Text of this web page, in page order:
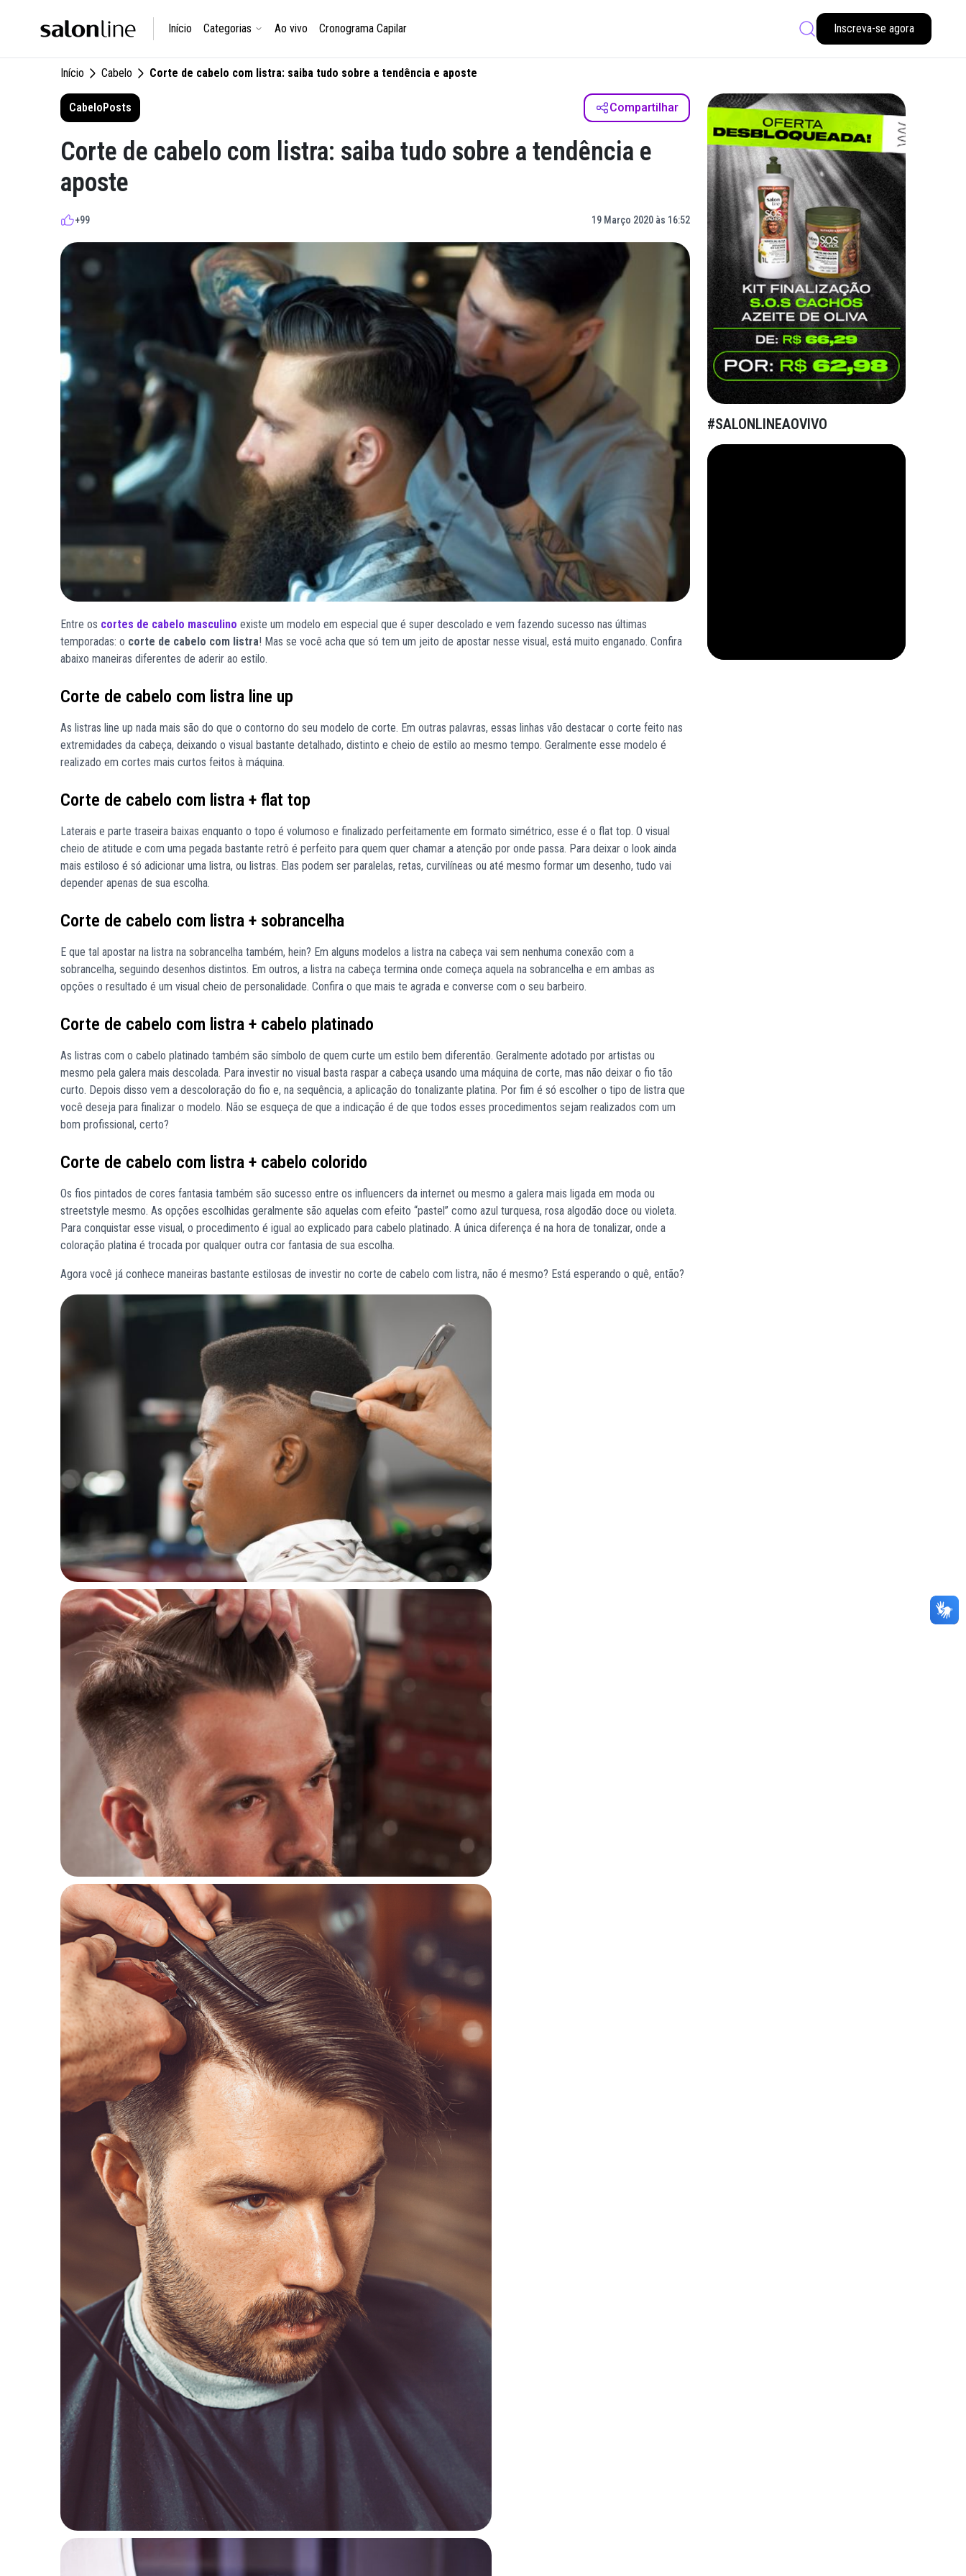
Início Categorias Ao vivo Cronograma Capilar Inscreva-se agora
Início Cabelo Corte de cabelo com listra: saiba tudo sobre a tendência e aposte
CabeloPosts Compartilhar
Corte de cabelo com listra: saiba tudo sobre a tendência e
aposte
+99 19 Março 2020 às 16:52
Entre os cortes de cabelo masculino existe um modelo em especial que é super descolado e vem fazendo sucesso nas últimas
temporadas: o corte de cabelo com listra! Mas se você acha que só tem um jeito de apostar nesse visual, está muito enganado. Confira
abaixo maneiras diferentes de aderir ao estilo.
Corte de cabelo com listra line up
As listras line up nada mais são do que o contorno do seu modelo de corte. Em outras palavras, essas linhas vão destacar o corte feito nas
extremidades da cabeça, deixando o visual bastante detalhado, distinto e cheio de estilo ao mesmo tempo. Geralmente esse modelo é
realizado em cortes mais curtos feitos à máquina.
Corte de cabelo com listra + flat top
Laterais e parte traseira baixas enquanto o topo é volumoso e finalizado perfeitamente em formato simétrico, esse é o flat top. O visual
cheio de atitude e com uma pegada bastante retrô é perfeito para quem quer chamar a atenção por onde passa. Para deixar o look ainda
mais estiloso é só adicionar uma listra, ou listras. Elas podem ser paralelas, retas, curvilíneas ou até mesmo formar um desenho, tudo vai
depender apenas de sua escolha.
Corte de cabelo com listra + sobrancelha
E que tal apostar na listra na sobrancelha também, hein? Em alguns modelos a listra na cabeça vai sem nenhuma conexão com a
sobrancelha, seguindo desenhos distintos. Em outros, a listra na cabeça termina onde começa aquela na sobrancelha e em ambas as
opções o resultado é um visual cheio de personalidade. Confira o que mais te agrada e converse com o seu barbeiro.
Corte de cabelo com listra + cabelo platinado
As listras com o cabelo platinado também são símbolo de quem curte um estilo bem diferentão. Geralmente adotado por artistas ou
mesmo pela galera mais descolada. Para investir no visual basta raspar a cabeça usando uma máquina de corte, mas não deixar o fio tão
curto. Depois disso vem a descoloração do fio e, na sequência, a aplicação do tonalizante platina. Por fim é só escolher o tipo de listra que
você deseja para finalizar o modelo. Não se esqueça de que a indicação é de que todos esses procedimentos sejam realizados com um
bom profissional, certo?
Corte de cabelo com listra + cabelo colorido
Os fios pintados de cores fantasia também são sucesso entre os influencers da internet ou mesmo a galera mais ligada em moda ou
streetstyle mesmo. As opções escolhidas geralmente são aquelas com efeito “pastel” como azul turquesa, rosa algodão doce ou violeta.
Para conquistar esse visual, o procedimento é igual ao explicado para cabelo platinado. A única diferença é na hora de tonalizar, onde a
coloração platina é trocada por qualquer outra cor fantasia de sua escolha.
Agora você já conhece maneiras bastante estilosas de investir no corte de cabelo com listra, não é mesmo? Está esperando o quê, então?
#SALONLINEAOVIVO